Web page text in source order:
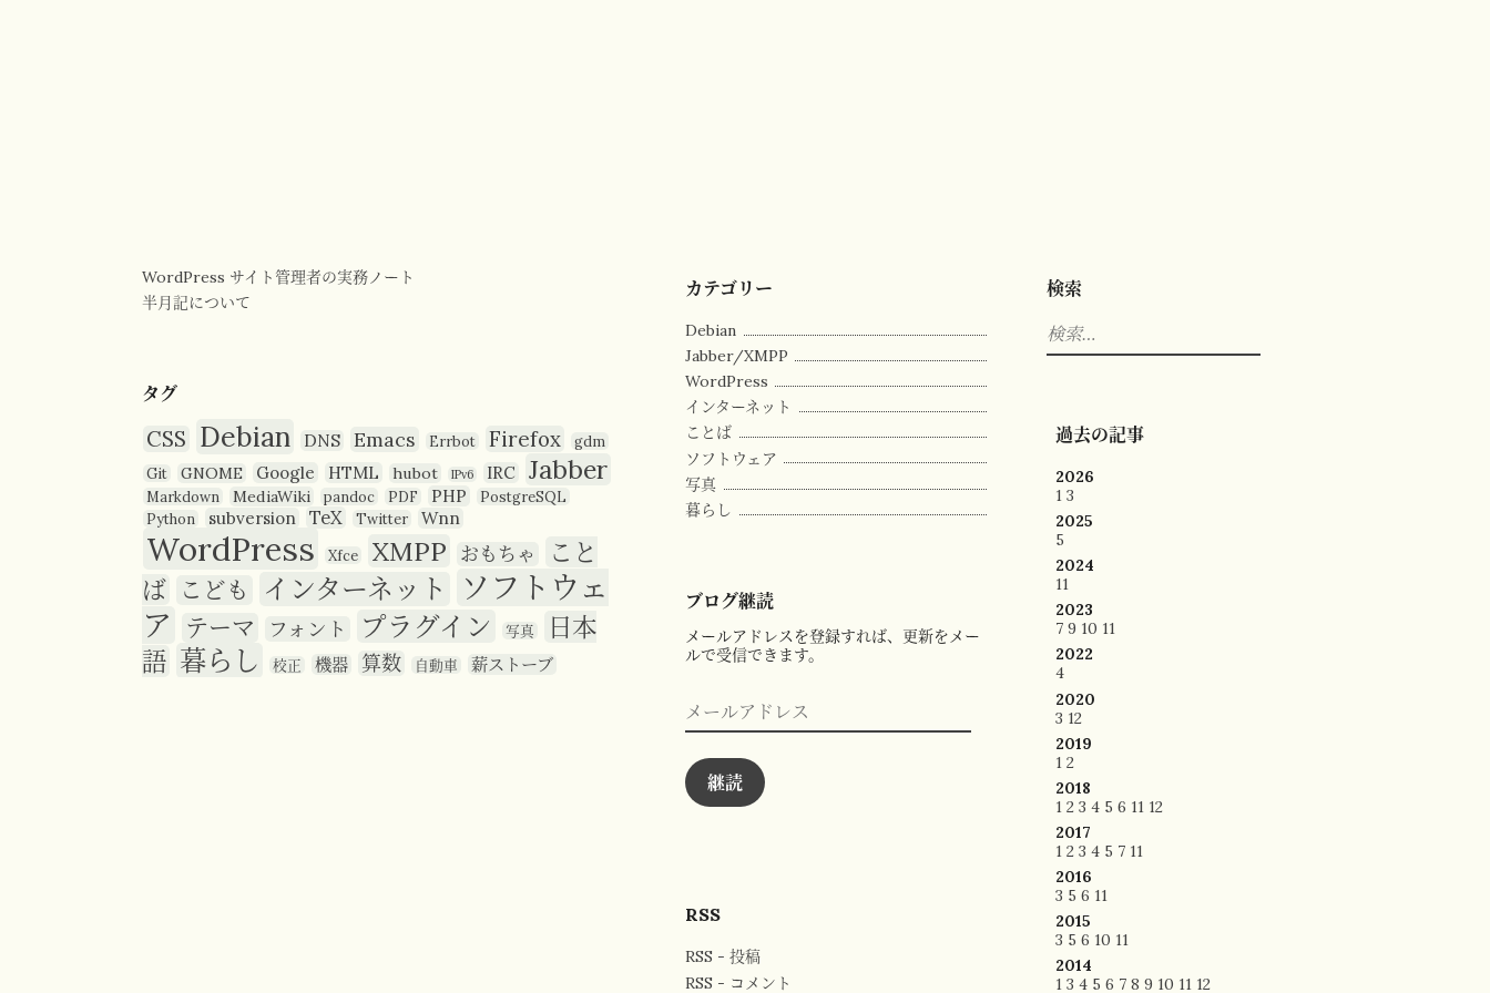
WordPress サイト管理者の実務ノート
半月記について
タグ
CSS Debian DNS Emacs Errbot Firefox
gdm
Git
GNOME Google HTML hubot IPv6 IRC Jabber
Markdown MediaWiki pandoc PDF PHP
PostgreSQL
Python
subversion TeX Twitter Wnn
WordPress Xfce XMPP おもちゃ
こと
ば こども インターネット
ソフトウェ
ア
テーマ フォント プラグイン 写真
日本
語 暮らし 校正 機器 算数 自動車 薪ストーブ
カテゴリー
Debian
Jabber/XMPP
WordPress
インターネット
ことば
ソフトウェア
写真
暮らし
ブログ継読
メールアドレスを登録すれば、更新をメー
ルで受信できます。
ー
ル
ア
ド
レ
継読
RSS
RSS - 投稿
RSS - コメント
検索
検
索:
過去の記事
2026
1 3
2025
5
2024
11
2023
7 9 10 11
2022
4
2020
3 12
2019
1 2
2018
1 2 3 4 5 6 11 12
2017
1 2 3 4 5 7 11
2016
3 5 6 11
2015
3 5 6 10 11
2014
1 3 4 5 6 7 8 9 10 11 12